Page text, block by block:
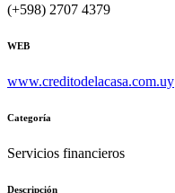
(+598) 2707 4379
WEB
www.creditodelacasa.com.uy
Categoría
Servicios financieros
Descripción